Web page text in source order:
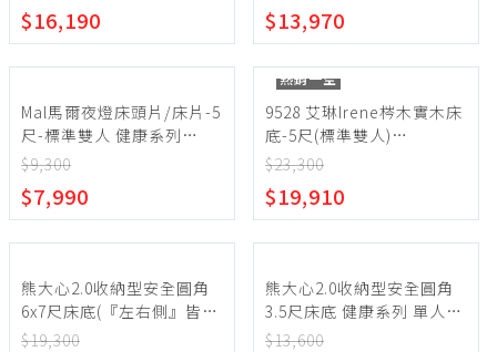
抽屜)【myhome8居家無
$16,190 $13,970
Mal馬爾夜燈床頭片/床片-5
尺-標準雙人 健康系列
【myhome8居家無限】
$9,300
$7,990
熱銷一空
9528 艾琳Irene梣木實木床
底-5尺(標準雙人)
【myhome8居家無限】
$23,300
$19,910
熊大心2.0收納型安全圓角
6x7尺床底(『左右側』皆抽
屜)【myhome8居家無限】
$19,300
熊大心2.0收納型安全圓角
3.5尺床底 健康系列 單人加
大、單人床架、單人床台
$13,600